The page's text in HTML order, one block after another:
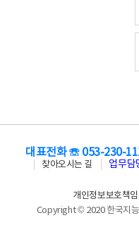
대표전화 ☏ 053-230-
찾아오시는 길
업무담
개인정보보호책
Copyright © 2020 한국지